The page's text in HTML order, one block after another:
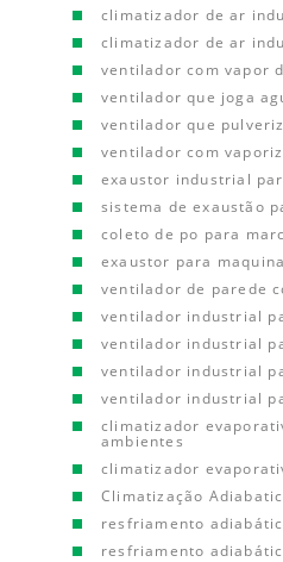
climatizador de ar
climatizador de ar
ventilador com vapor
ventilador que joga
ventilador que
ventilador com
exaustor industrial
sistema de exaustão
coleto de po para
exaustor para
ventilador de parede
ventilador industrial
ventilador industrial
ventilador industrial
ventilador industrial
climatizador
ambientes
climatizador
Climatização
resfriamento
resfriamento